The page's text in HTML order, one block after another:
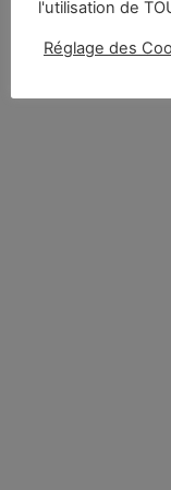
l'utilisation de
Réglage des